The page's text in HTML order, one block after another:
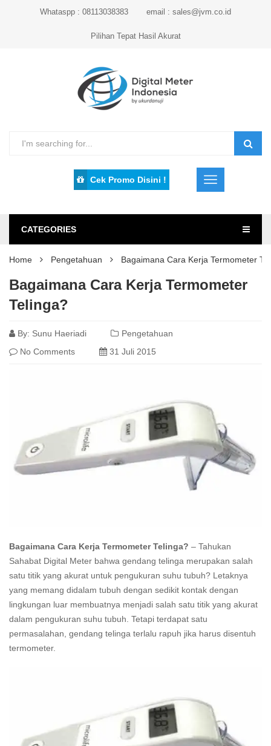
Whataspp : 08113038383 email : sales@jvm.co.id
Pilihan Tepat Hasil Akurat
Cek Promo Disini !
CATEGORIES
Home Pengetahuan Bagaimana Cara Kerja Termometer
Bagaimana Cara Kerja Termometer
Telinga?
By: Sunu Haeriadi
Pengetahuan
No Comments
31 Juli 2015
Bagaimana Cara Kerja Termometer Telinga? – Tahukan
Sahabat Digital Meter bahwa gendang telinga merupakan salah
satu titik yang akurat untuk pengukuran suhu tubuh? Letaknya
yang memang didalam tubuh dengan sedikit kontak dengan
lingkungan luar membuatnya menjadi salah satu titik yang akurat
dalam pengukuran suhu tubuh. Tetapi terdapat satu
permasalahan, gendang telinga terlalu rapuh jika harus disentuh
termometer.